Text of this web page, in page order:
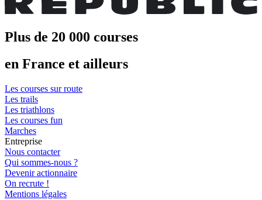
Plus de 20 000 courses
en France et ailleurs
Les courses sur route
Les trails
Les triathlons
Les courses fun
Marches
Entreprise
Nous contacter
Qui sommes-nous ?
Devenir actionnaire
On recrute !
Mentions légales